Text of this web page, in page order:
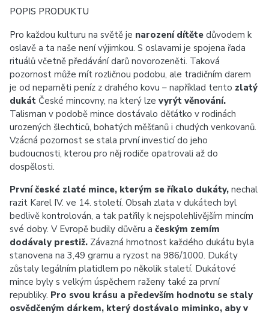
POPIS PRODUKTU
Pro každou kulturu na světě je narození dítěte důvodem k
oslavě a ta naše není výjimkou. S oslavami je spojena řada
rituálů včetně předávání darů novorozeněti. Taková
pozornost může mít rozličnou podobu, ale tradičním darem
je od nepaměti peníz z drahého kovu – například tento zlatý
dukát České mincovny, na který lze vyrýt věnování.
Talisman v podobě mince dostávalo děťátko v rodinách
urozených šlechticů, bohatých měšťanů i chudých venkovanů.
Vzácná pozornost se stala první investicí do jeho
budoucnosti, kterou pro něj rodiče opatrovali až do
dospělosti.
První české zlaté mince, kterým se říkalo dukáty, nechal
razit Karel IV. ve 14. století. Obsah zlata v dukátech byl
bedlivě kontrolován, a tak patřily k nejspolehlivějším mincím
své doby. V Evropě budily důvěru a českým zemím
dodávaly prestiž. Závazná hmotnost každého dukátu byla
stanovena na 3,49 gramu a ryzost na 986/1000. Dukáty
zůstaly legálním platidlem po několik staletí. Dukátové
mince byly s velkým úspěchem raženy také za první
republiky. Pro svou krásu a především hodnotu se staly
osvědčeným dárkem, který dostávalo miminko, aby v